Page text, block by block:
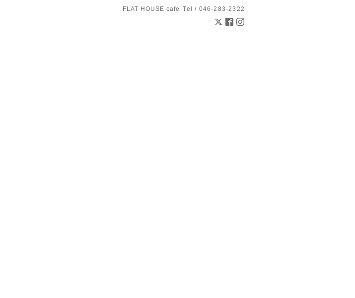
FLAT HOUSE cafe Tel / 046-283-2322